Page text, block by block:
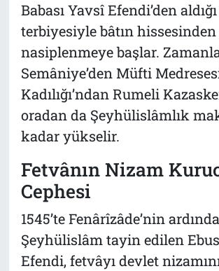
Babası Yavsî Efendi’den
terbiyesiyle bâtın hissesinden
nasiplenmeye başlar.
Semâniye’den Müfti
Kadılığı’ndan Rumeli
oradan da Şeyhülislâmlık
kadar yükselir.
Fetvânın Nizam
Cephesi
1545’te Fenârîzâde’nin
Şeyhülislâm tayin edilen
Efendi, fetvâyı devlet